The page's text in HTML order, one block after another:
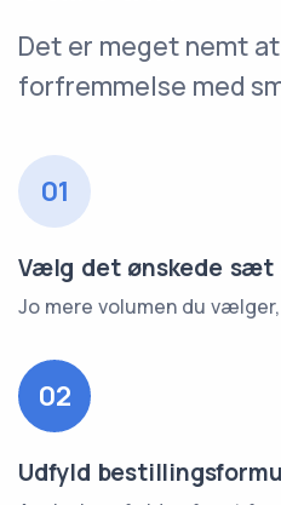
Det er meget nemt at
forfremmelse med
01
Vælg det ønskede sæt
Jo mere volumen du
02
Udfyld